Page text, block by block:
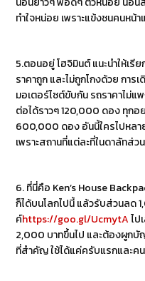
ทำใจหน่อย เพราะแข้งชนคนหน้า
5.ตอนอยู่ โฮจิมินต์ แนะนำให้เรี
ราคาถูก และไม่ถูกโกงด้วย การ
มอเตอร์ไซต์ขับกัน รถราคาไม่แ
ต่อได้ราวๆ 120,000 ดอง ทุก
600,000 ดอง อันนี้ใครไปหลา
เพราะสถานที่แต่ละที่ในดาลัทส่
6. ที่นี่คือ Ken’s House
ก็ได้บนโลกไปนี้ แล้วรับส่วนลด
ค์https://goo.gl/UcmytAไป
2,000 บาทขึ้นไป และต้องผูก
ที่สำคัญ ใช้ได้แค่ครับแรกและคน